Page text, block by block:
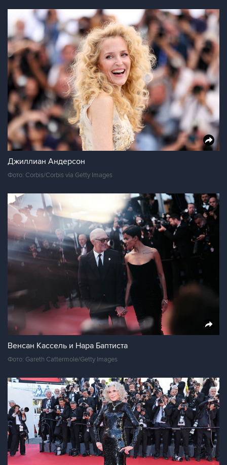
Джиллиан Андерсон
Фото: Corbis/Corbis via Getty Images
Венсан Кассель и Нара Баптиста
Фото: Gareth Cattermole/Getty Images